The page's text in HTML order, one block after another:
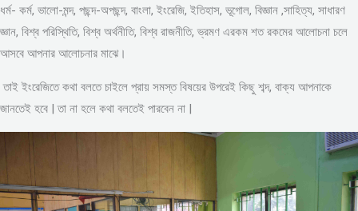
ধর্ম- কর্ম, ভালো-মন্দ, পছন্দ-অপছন্দ, বাংলা, ইংরেজি, ইতিহাস, ভূগোল, বিজ্ঞান ,সাহিত্য, সাধারণ
জ্ঞান, বিশ্ব পরিস্থিতি, বিশ্ব অর্থনীতি, বিশ্ব রাজনীতি, ভ্রমণ এরকম শত রকমের আলোচনা চলে
আসবে আপনার আলোচনার মাঝে।
তাই ইংরেজিতে কথা বলতে চাইলে প্রায় সমস্ত বিষয়ের উপরেই কিছু শব্দ, বাক্য আপনাকে
জানতেই হবে | তা না হলে কথা বলতেই পারবেন না |